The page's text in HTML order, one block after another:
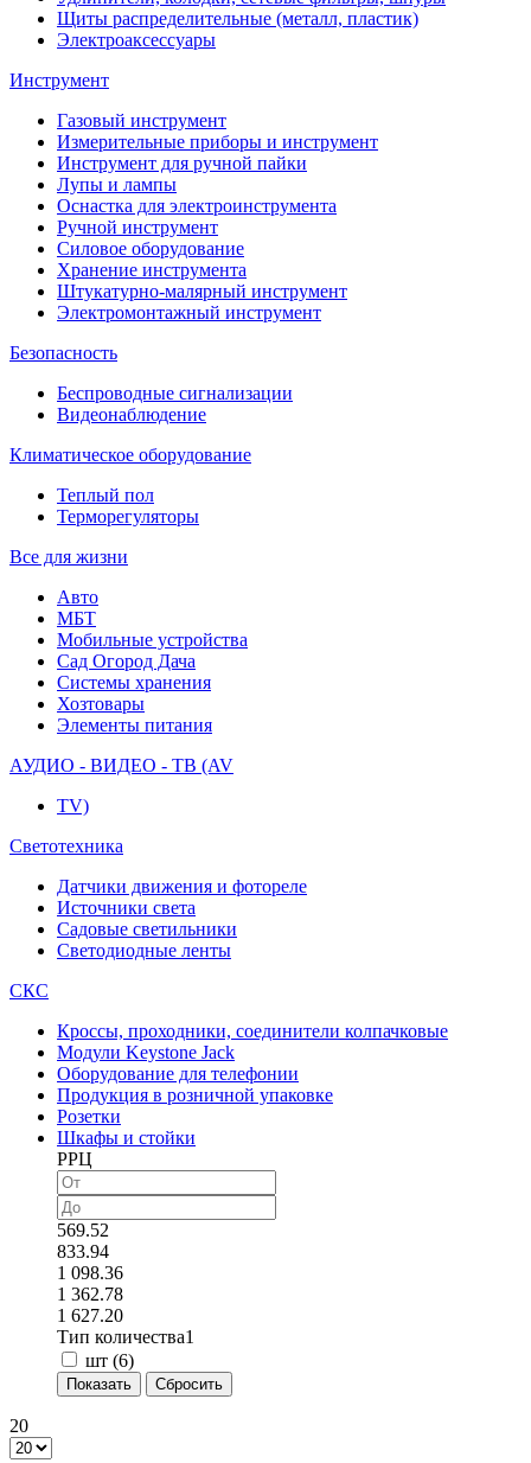
Щиты распределительные (металл, пластик)
Электроаксессуары
Инструмент
Газовый инструмент
Измерительные приборы и инструмент
Инструмент для ручной пайки
Лупы и лампы
Оснастка для электроинструмента
Ручной инструмент
Силовое оборудование
Хранение инструмента
Штукатурно-малярный инструмент
Электромонтажный инструмент
Безопасность
Беспроводные сигнализации
Видеонаблюдение
Климатическое оборудование
Теплый пол
Терморегуляторы
Все для жизни
Авто
МБТ
Мобильные устройства
Сад Огород Дача
Системы хранения
Хозтовары
Элементы питания
АУДИО - ВИДЕО - ТВ (AV
TV)
Светотехника
Датчики движения и фотореле
Источники света
Садовые светильники
Светодиодные ленты
СКС
Кроссы, проходники, соединители колпачковые
Модули Keystone Jack
Оборудование для телефонии
Продукция в розничной упаковке
Розетки
Шкафы и стойки
РРЦ
569.52
833.94
1 098.36
1 362.78
1 627.20
Тип количества1
шт (6)
20